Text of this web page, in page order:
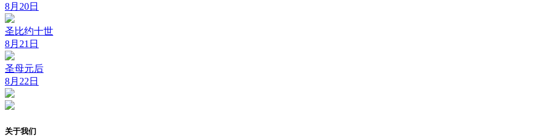
8月20日
圣比约十世
8月21日
圣母元后
8月22日
关于我们